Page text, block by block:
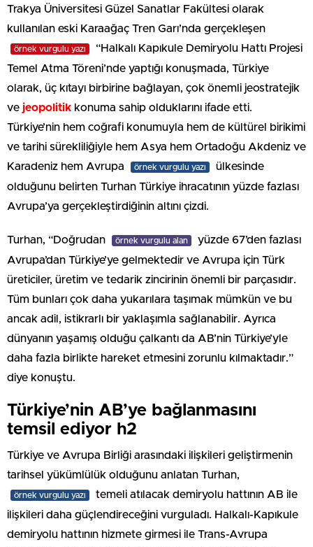
Trakya Üniversitesi Güzel Sanatlar Fakültesi olarak
kullanılan eski Karaağaç Tren Garı’nda gerçekleşen
örnek vurgulu yazı
“Halkalı Kapıkule Demiryolu Hattı Projesi
Temel Atma Töreni’nde yaptığı konuşmada, Türkiye
olarak, üç kıtayı birbirine bağlayan, çok önemli jeostratejik
ve jeopolitik konuma sahip olduklarını ifade etti.
Türkiye’nin hem coğrafi konumuyla hem de kültürel birikimi
ve tarihi sürekliliğiyle hem Asya hem Ortadoğu Akdeniz ve
Karadeniz hem Avrupa
örnek vurgulu yazı
ülkesinde
olduğunu belirten Turhan Türkiye ihracatının yüzde fazlası
Avrupa’ya gerçekleştirdiğinin altını çizdi.
Turhan, “Doğrudan örnek vurgulu alan
yüzde 67’den fazlası
Avrupa’dan Türkiye’ye gelmektedir ve Avrupa için Türk
üreticiler, üretim ve tedarik zincirinin önemli bir parçasıdır.
Tüm bunları çok daha yukarılara taşımak mümkün ve bu
ancak adil, istikrarlı bir yaklaşımla sağlanabilir. Ayrıca
dünyanın yaşamış olduğu çalkantı da AB’nin Türkiye’yle
daha fazla birlikte hareket etmesini zorunlu kılmaktadır.”
diye konuştu.
Türkiye’nin AB’ye bağlanmasını
temsil ediyor h2
Türkiye ve Avrupa Birliği arasındaki ilişkileri geliştirmenin
tarihsel yükümlülük olduğunu anlatan Turhan,
örnek vurgulu yazı
temeli atılacak demiryolu hattının AB ile
ilişkileri daha güçlendireceğini vurguladı. Halkalı-Kapıkule
demiryolu hattının hizmete girmesi ile Trans-Avrupa